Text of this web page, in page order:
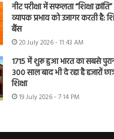
नीट परीक्षा में सफलता “शिक्षा
व्यापक प्रभाव को उजागर करती है:
बैंस
20 July 2026 - 11:43 AM
1715 में शुरू हुआ भारत का सबसे
300 साल बाद भी दे रहा है हजारों
शिक्षा
19 July 2026 - 7:14 PM